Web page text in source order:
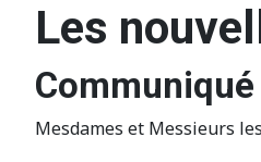
Les
Communiqué
Mesdames et Messieurs